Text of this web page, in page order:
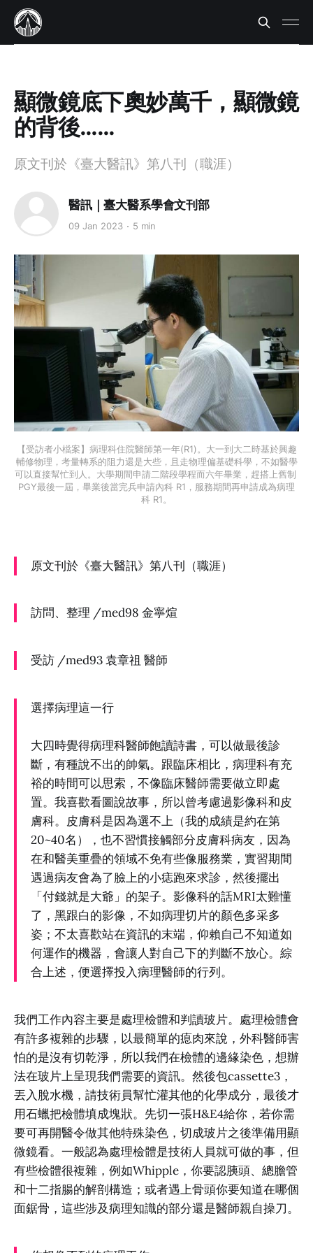
顯微鏡底下奧妙萬千，顯微鏡
的背後……
原文刊於《臺大醫訊》第八刊（職涯）
醫訊｜臺大醫系學會文刊部
09 Jan 2023 5 min
【受訪者小檔案】病理科住院醫師第一年(R1)。大一到大二時基於興趣
輔修物理，考量轉系的阻力還是大些，且走物理偏基礎科學，不如醫學
可以直接幫忙到人。大學期間申請二階段學程而六年畢業，趕搭上舊制
PGY最後一屆，畢業後當完兵申請內科 R1，服務期間再申請成為病理
科 R1。
原文刊於《臺大醫訊》第八刊（職涯）
訪問、整理 /med98 金寧煊
受訪 /med93 袁章祖 醫師
選擇病理這一行
大四時覺得病理科醫師飽讀詩書，可以做最後診
斷，有種說不出的帥氣。跟臨床相比，病理科有充
裕的時間可以思索，不像臨床醫師需要做立即處
置。我喜歡看圖說故事，所以曾考慮過影像科和皮
膚科。皮膚科是因為選不上（我的成績是約在第
20~40名），也不習慣接觸部分皮膚科病友，因為
在和醫美重疊的領域不免有些像服務業，實習期間
遇過病友會為了臉上的小痣跑來求診，然後擺出
「付錢就是大爺」的架子。影像科的話MRI太難懂
了，黑跟白的影像，不如病理切片的顏色多采多
姿；不太喜歡站在資訊的末端，仰賴自己不知道如
何運作的機器，會讓人對自己下的判斷不放心。綜
合上述，便選擇投入病理醫師的行列。
我們工作內容主要是處理檢體和判讀玻片。處理檢體會
有許多複雜的步驟，以最簡單的瘜肉來說，外科醫師害
怕的是沒有切乾淨，所以我們在檢體的邊緣染色，想辦
法在玻片上呈現我們需要的資訊。然後包cassette3，
丟入脫水機，請技術員幫忙灌其他的化學成分，最後才
用石蠟把檢體填成塊狀。先切一張H&E4給你，若你需
要可再開醫令做其他特殊染色，切成玻片之後準備用顯
微鏡看。一般認為處理檢體是技術人員就可做的事，但
有些檢體很複雜，例如Whipple，你要認胰頭、總膽管
和十二指腸的解剖構造；或者遇上骨頭你要知道在哪個
面鋸骨，這些涉及病理知識的部分還是醫師親自操刀。